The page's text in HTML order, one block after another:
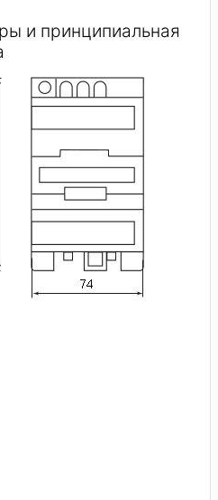
и принципиальная